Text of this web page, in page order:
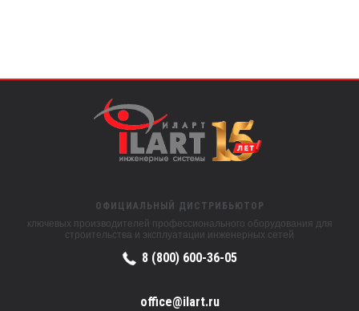
ОФИЦИАЛЬНЫЙ ДИСТРИБЬЮТОР
ключевых производителей профессионального оборудования для
строительства и эксплуатации инженерных сетей
8 (800) 600-36-05
office@ilart.ru